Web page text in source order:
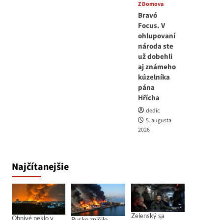
Z Domova
Bravó
Focus. V
ohlupovaní
národa ste
už dobehli
aj známeho
kúzelníka
pána
Hřícha
dedic
5. augusta
2026
Najčítanejšie
Ohnivé peklo v
Zelenský sa